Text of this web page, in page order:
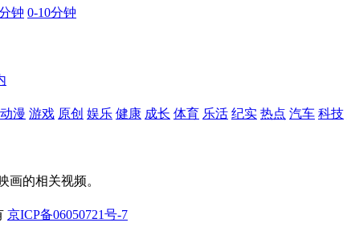
钟 0-10分钟
动漫 游戏 原创 娱乐 健康 成长 体育 乐活 纪实 热点 汽车 科技
画的相关视频。
京ICP备06050721号-7